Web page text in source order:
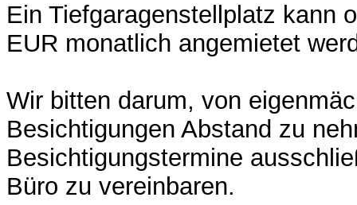
Ein Tiefgaragenstellplatz kann
EUR monatlich angemietet
Wir bitten darum, von
Besichtigungen Abstand zu
Besichtigungstermine
Büro zu vereinbaren.